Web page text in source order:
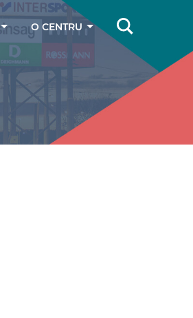
O CENTRU
Jak se k nám
dostanete
Kontakty